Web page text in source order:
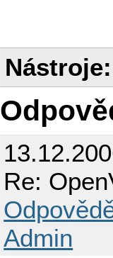
Nástroje:
Re:
Admin